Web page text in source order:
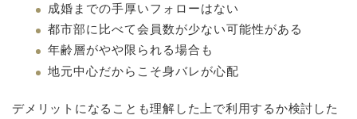
成婚までの手厚いフォローはない
都市部に比べて会員数が少ない可能性がある
年齢層がやや限られる場合も
地元中心だからこそ身バレが心配
デメリットになることも理解した上で利用するか検討した